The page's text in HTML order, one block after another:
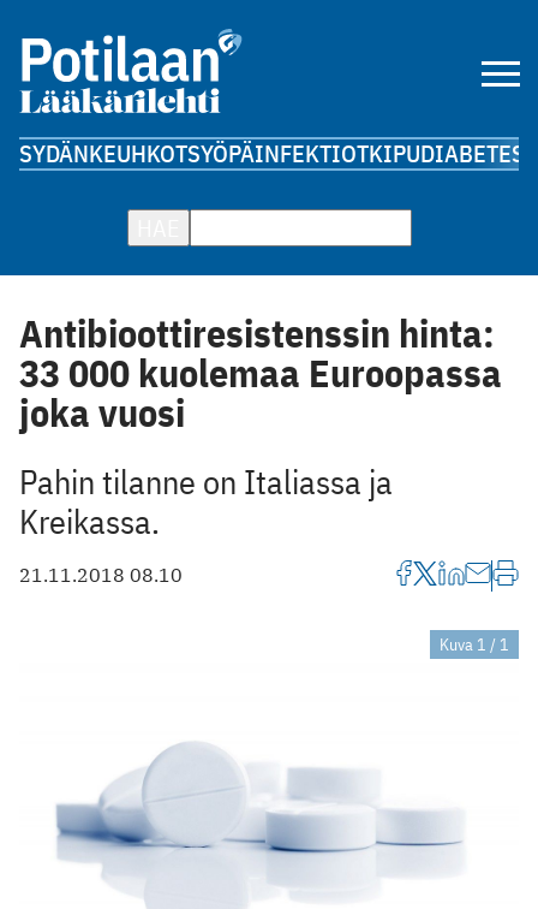
SYDÄNKEUHKOTSYÖPÄINFEKTIOTKIPUDIABETES
Antibioottiresistenssin hinta:
33 000 kuolemaa Euroopassa
joka vuosi
Pahin tilanne on Italiassa ja
Kreikassa.
21.11.2018 08.10
Kuva 1 / 1